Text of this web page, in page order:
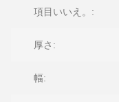
項目いいえ。:
厚さ:
幅: